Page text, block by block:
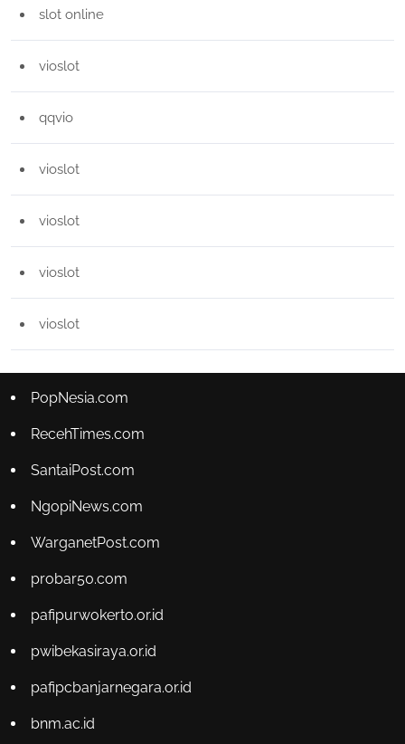
slot online
vioslot
qqvio
vioslot
vioslot
vioslot
vioslot
PopNesia.com
RecehTimes.com
SantaiPost.com
NgopiNews.com
WarganetPost.com
probar50.com
pafipurwokerto.or.id
pwibekasiraya.or.id
pafipcbanjarnegara.or.id
bnm.ac.id